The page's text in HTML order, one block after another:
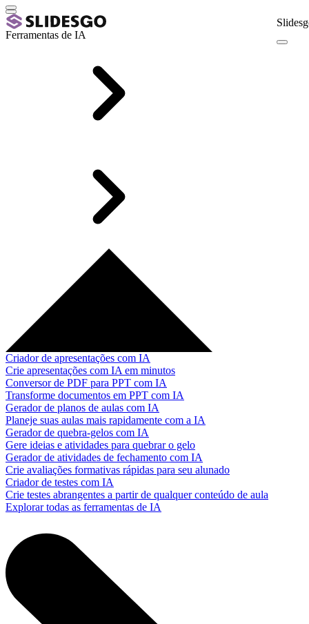
Ferramentas de IA
Criador de apresentações com IA
Crie apresentações com IA em minutos
Conversor de PDF para PPT com IA
Transforme documentos em PPT com IA
Gerador de planos de aulas com IA
Planeje suas aulas mais rapidamente com a IA
Gerador de quebra-gelos com IA
Gere ideias e atividades para quebrar o gelo
Gerador de atividades de fechamento com IA
Crie avaliações formativas rápidas para seu alunado
Criador de testes com IA
Crie testes abrangentes a partir de qualquer conteúdo de aula
Explorar todas as ferramentas de IA